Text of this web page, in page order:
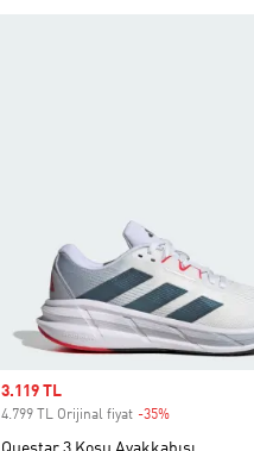
Sale price
3.119 TL
4.799 TL Orijinal fiyat -35%